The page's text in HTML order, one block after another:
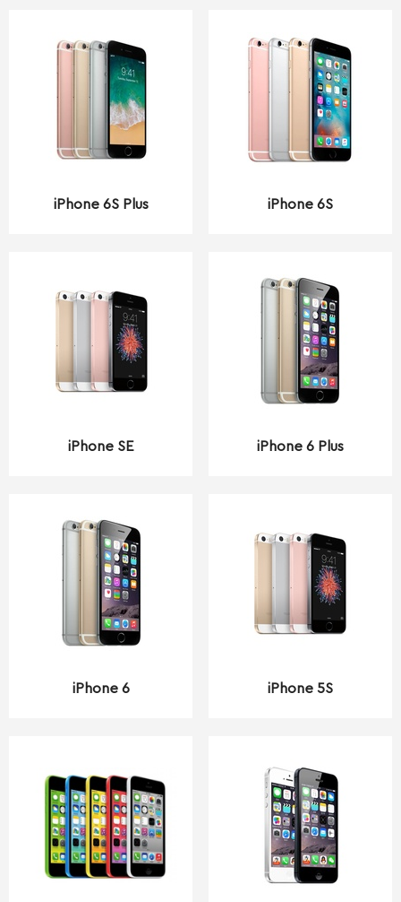
iPhone 6S Plus iPhone 6S
iPhone SE iPhone 6 Plus
iPhone 6 iPhone 5S